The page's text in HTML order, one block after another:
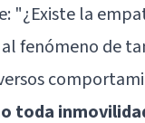
"¿Existe la
fenómeno de
toda